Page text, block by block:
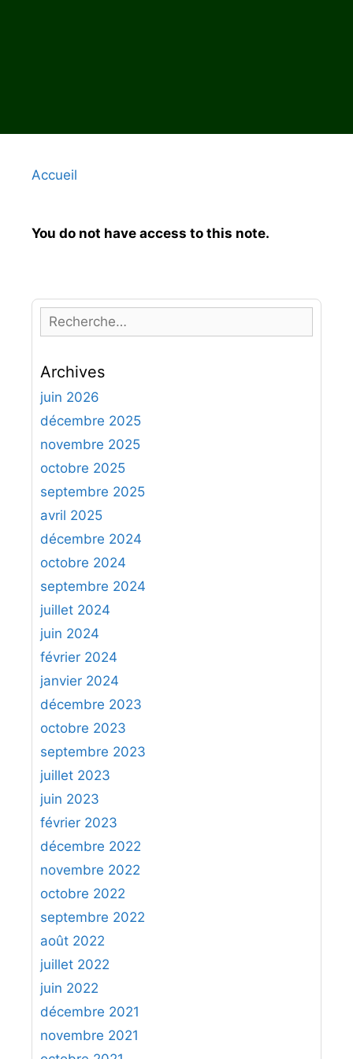
Accueil
You do not have access to this note.
e
h
e
r
h
e
r
:
Archives
juin 2026
décembre 2025
novembre 2025
octobre 2025
septembre 2025
avril 2025
décembre 2024
octobre 2024
septembre 2024
juillet 2024
juin 2024
février 2024
janvier 2024
décembre 2023
octobre 2023
septembre 2023
juillet 2023
juin 2023
février 2023
décembre 2022
novembre 2022
octobre 2022
septembre 2022
août 2022
juillet 2022
juin 2022
décembre 2021
novembre 2021